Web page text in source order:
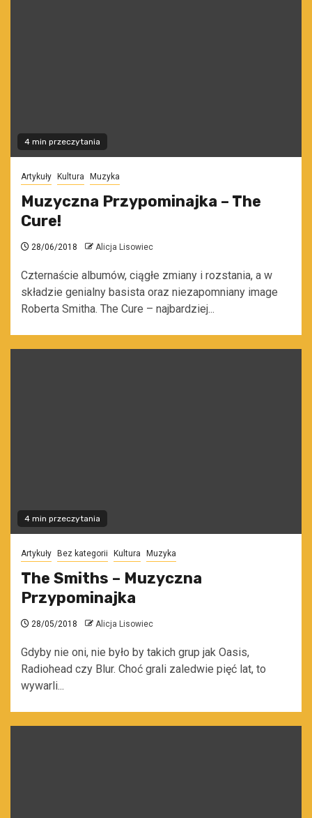
4 min przeczytania
Artykuły Kultura Muzyka
Muzyczna Przypominajka – The
Cure!
28/06/2018 Alicja Lisowiec
Czternaście albumów, ciągłe zmiany i rozstania, a w
składzie genialny basista oraz niezapomniany image
Roberta Smitha. The Cure – najbardziej...
4 min przeczytania
Artykuły Bez kategorii Kultura Muzyka
The Smiths – Muzyczna
Przypominajka
28/05/2018 Alicja Lisowiec
Gdyby nie oni, nie było by takich grup jak Oasis,
Radiohead czy Blur. Choć grali zaledwie pięć lat, to
wywarli...